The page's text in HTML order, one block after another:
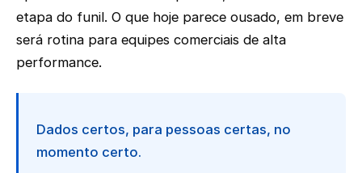
etapa do funil. O que hoje parece ousado, em breve
será rotina para equipes comerciais de alta
performance.
Dados certos, para pessoas certas, no
momento certo.